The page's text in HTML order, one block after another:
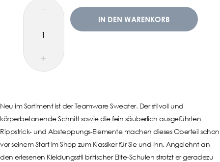
IN DEN WARENKORB
Neu im Sortiment ist der Teamware Sweater. Der stilvoll und
körperbetonende Schnitt sowie die fein säuberlich ausgeführten
Rippstrick- und Absteppungs-Elemente machen dieses Oberteil schon
vor seinem Start im Shop zum Klassiker für Sie und Ihn. Angelehnt an
den erlesenen Kleidungsstil britischer Elite-Schulen strotzt er geradezu